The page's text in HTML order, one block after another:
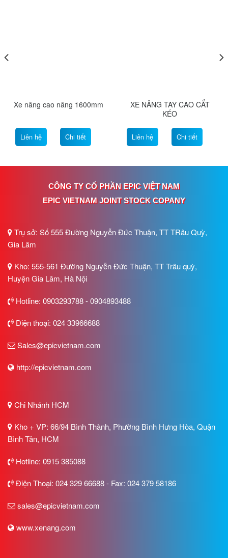
Xe nâng cao nâng 1600mm
Liên hệ Chi tiết
XE NÂNG TAY CAO CẮT
KÉO
Liên hệ Chi tiết
CÔNG TY CỔ PHẦN EPIC VIỆT NAM
EPIC VIETNAM JOINT STOCK COPANY
Trụ sở: Số 555 Đường Nguyễn Đức Thuận, TT TRâu Quỳ,
Gia Lâm
Kho: 555-561 Đường Nguyễn Đức Thuận, TT Trâu quỳ,
Huyện Gia Lâm, Hà Nội
Hotline: 0903293788 - 0904893488
Điện thoại: 024 33966688
Sales@epicvietnam.com
http://epicvietnam.com
Chi Nhánh HCM
Kho + VP: 66/94 Bình Thành, Phường Bình Hưng Hòa, Quận
Bình Tân, HCM
Hotline: 0915 385088
Điện Thoại: 024 329 66688 - Fax: 024 379 58186
sales@epicvietnam.com
www.xenang.com